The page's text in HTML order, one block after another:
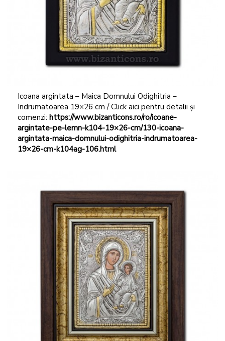
Icoana argintata – Maica Domnului Odighitria –
Indrumatoarea 19×26 cm / Click aici pentru detalii și
comenzi: https://www.bizanticons.ro/ro/icoane-
argintate-pe-lemn-k104-19×26-cm/130-icoana-
argintata-maica-domnului-odighitria-indrumatoarea-
19×26-cm-k104ag-106.html